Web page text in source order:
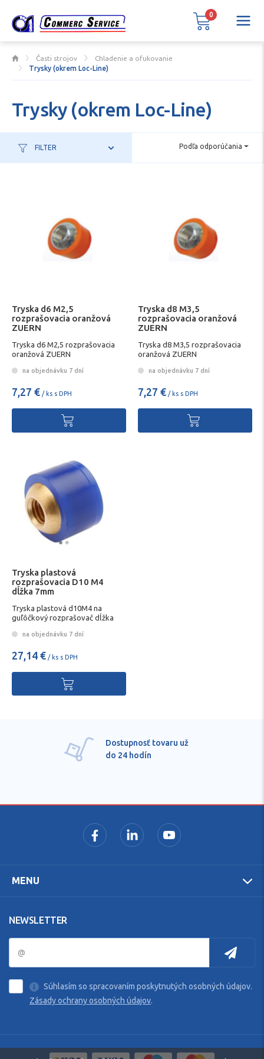
Časti strojov
Chladenie a ofukovanie
Trysky (okrem Loc-Line)
Trysky (okrem Loc-Line)
FILTER Podľa odporúčania
Tryska d6 M2,5
rozprašovacia oranžová
ZUERN
Tryska d6 M2,5 rozprašovacia
oranžová ZUERN
na objednávku 7 dní
7,27 € / ks s DPH
Tryska d8 M3,5
rozprašovacia oranžová
ZUERN
Tryska d8 M3,5 rozprašovacia
oranžová ZUERN
na objednávku 7 dní
7,27 € / ks s DPH
Tryska plastová
rozprašovacia D10 M4
dĺžka 7mm
Tryska plastová d10M4 na
guľôčkový rozprašovač dĺžka
na objednávku 7 dní
27,14 € / ks s DPH
Dostupnosť tovaru už
do 24 hodín
MENU
NEWSLETTER
Súhlasím so spracovaním poskytnutých osobných údajov.
Zásady ochrany osobných údajov.
0